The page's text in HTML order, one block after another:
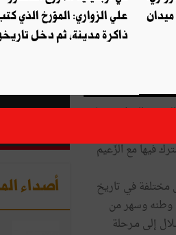
مناضلا من أجل القضيّة الوطنيّة دعا
«أن نعيش من أجل
فيها مع الزّعيم
مختلفة في تاريخ
وطنه وسهر من
إلى مـرحلة
أصداء
ميدان
علي الزواري: المؤرخ الذي
ذاكرة مدينة، ثم دخل